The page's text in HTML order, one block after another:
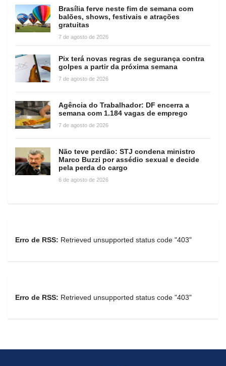
Brasília ferve neste fim de semana com
balões, shows, festivais e atrações
gratuitas
7 de agosto de 2026
Pix terá novas regras de segurança contra
golpes a partir da próxima semana
7 de agosto de 2026
Agência do Trabalhador: DF encerra a
semana com 1.184 vagas de emprego
7 de agosto de 2026
Não teve perdão: STJ condena ministro
Marco Buzzi por assédio sexual e decide
pela perda do cargo
6 de agosto de 2026
Erro de RSS: Retrieved unsupported status code "403"
Erro de RSS: Retrieved unsupported status code "403"